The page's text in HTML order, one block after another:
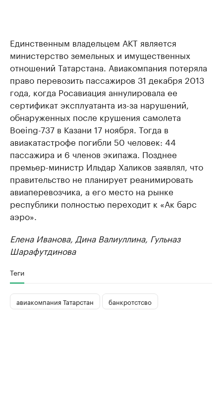
Единственным владельцем АКТ является
министерство земельных и имущественных
отношений Татарстана. Авиакомпания потеряла
право перевозить пассажиров 31 декабря 2013
года, когда Росавиация аннулировала ее
сертификат эксплуатанта из-за нарушений,
обнаруженных после крушения самолета
Boeing-737 в Казани 17 ноября. Тогда в
авиакатастрофе погибли 50 человек: 44
пассажира и 6 членов экипажа. Позднее
премьер-министр Ильдар Халиков заявлял, что
правительство не планирует реанимировать
авиаперевозчика, а его место на рынке
республики полностью переходит к «Ак барс
аэро».
Елена Иванова, Дина Валиуллина, Гульназ
Шарафутдинова
Теги
авиакомпания Татарстан банкротстсво